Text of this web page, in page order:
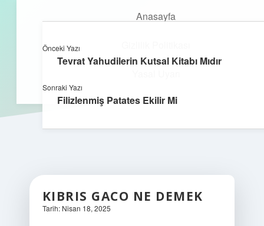
Anasayfa
aç
kefa.com.tr
KIBRIS GACO NE DEMEK
Tarih: Nisan 18, 2025
Önceki Yazı
Tevrat Yahudilerin Kutsal Kitabı Mıdır
Sonraki Yazı
Filizlenmiş Patates Ekilir Mi